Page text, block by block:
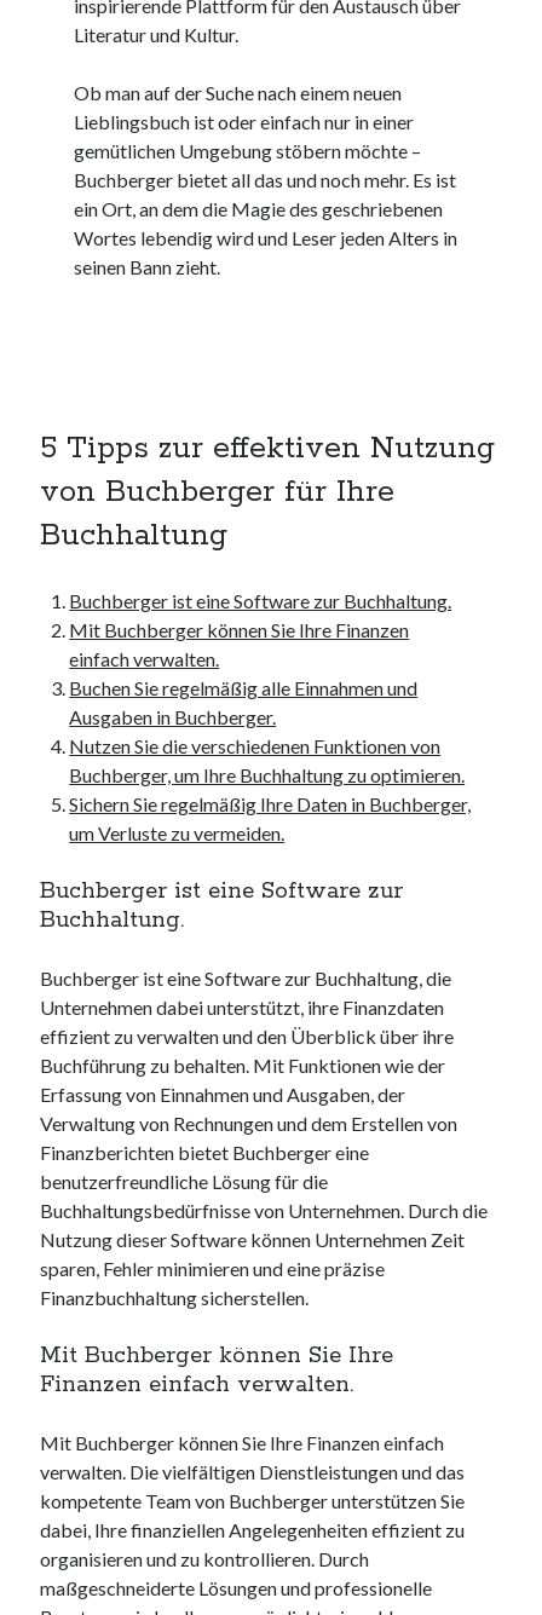
kultur
nordsee
nordsee urlaub
ostsee
ostsee urlaub
privatumzug
umzugskartons
unterkunft
unterkünfte
inspirierende Plattform für den Austausch über
Literatur und Kultur.
Ob man auf der Suche nach einem neuen
Lieblingsbuch ist oder einfach nur in einer
gemütlichen Umgebung stöbern möchte –
Buchberger bietet all das und noch mehr. Es ist
ein Ort, an dem die Magie des geschriebenen
Wortes lebendig wird und Leser jeden Alters in
seinen Bann zieht.
5 Tipps zur effektiven Nutzung
von Buchberger für Ihre
Buchhaltung
Buchberger ist eine Software zur Buchhaltung.
Mit Buchberger können Sie Ihre Finanzen
einfach verwalten.
Buchen Sie regelmäßig alle Einnahmen und
Ausgaben in Buchberger.
Nutzen Sie die verschiedenen Funktionen von
Buchberger, um Ihre Buchhaltung zu optimieren.
Sichern Sie regelmäßig Ihre Daten in Buchberger,
um Verluste zu vermeiden.
Buchberger ist eine Software zur
Buchhaltung.
Buchberger ist eine Software zur Buchhaltung, die
Unternehmen dabei unterstützt, ihre Finanzdaten
effizient zu verwalten und den Überblick über ihre
Buchführung zu behalten. Mit Funktionen wie der
Erfassung von Einnahmen und Ausgaben, der
Verwaltung von Rechnungen und dem Erstellen von
Finanzberichten bietet Buchberger eine
benutzerfreundliche Lösung für die
Buchhaltungsbedürfnisse von Unternehmen. Durch die
Nutzung dieser Software können Unternehmen Zeit
sparen, Fehler minimieren und eine präzise
Finanzbuchhaltung sicherstellen.
Mit Buchberger können Sie Ihre
Finanzen einfach verwalten.
Mit Buchberger können Sie Ihre Finanzen einfach
verwalten. Die vielfältigen Dienstleistungen und das
kompetente Team von Buchberger unterstützen Sie
dabei, Ihre finanziellen Angelegenheiten effizient zu
organisieren und zu kontrollieren. Durch
maßgeschneiderte Lösungen und professionelle